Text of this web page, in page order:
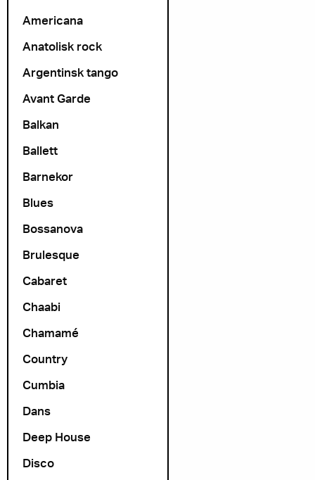
Americana
Anatolisk rock
Argentinsk tango
Avant Garde
Balkan
Ballett
Barnekor
Blues
Bossanova
Brulesque
Cabaret
Chaabi
Chamamé
Country
Cumbia
Dans
Deep House
Disco